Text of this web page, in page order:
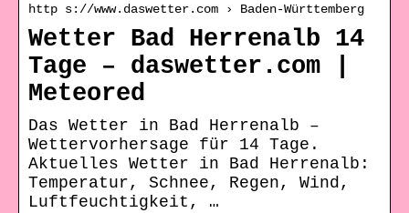
http s://www.daswetter.com › Baden-Württemberg
Wetter Bad Herrenalb 14
Tage – daswetter.com |
Meteored
Das Wetter in Bad Herrenalb –
Wettervorhersage für 14 Tage.
Aktuelles Wetter in Bad Herrenalb:
Temperatur, Schnee, Regen, Wind,
Luftfeuchtigkeit, …